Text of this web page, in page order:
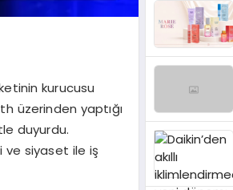
kurucusu
üzerinden yaptığı
duyurdu.
ve siyaset ile iş